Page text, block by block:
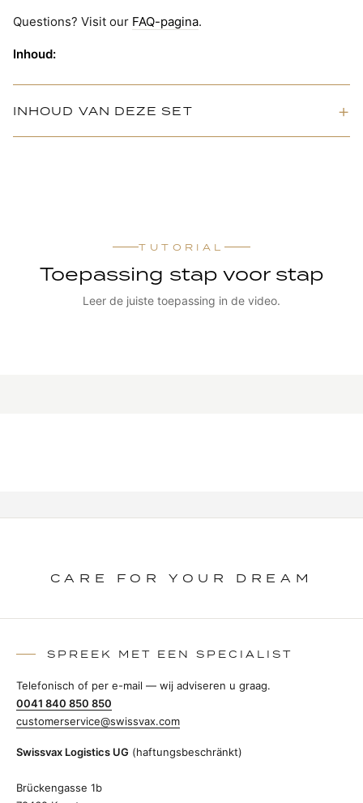
Questions? Visit our FAQ-pagina.
Inhoud:
INHOUD VAN DEZE SET
TUTORIAL
Toepassing stap voor stap
Leer de juiste toepassing in de video.
CARE FOR YOUR DREAM
SPREEK MET EEN SPECIALIST
Telefonisch of per e-mail — wij adviseren u graag.
0041 840 850 850
customerservice@swissvax.com
Swissvax Logistics UG (haftungsbeschränkt)
Brückengasse 1b